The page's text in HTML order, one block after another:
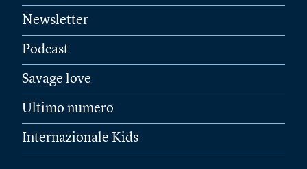
Newsletter
Podcast
Savage love
Ultimo numero
Internazionale Kids